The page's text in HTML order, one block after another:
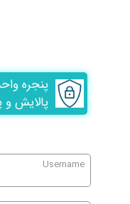
Username
پنجره
پالایش